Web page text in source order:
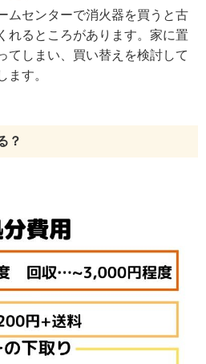
ムセンターで消火器を買うと古
れるところがあります。家に置
てしまい、買い替えを検討して
ます。
？